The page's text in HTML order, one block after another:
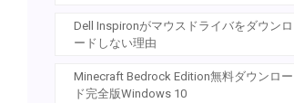
Dell Inspironがマウスドライバをダウンロ
ードしない理由
Minecraft Bedrock Edition無料ダウンロー
ド完全版Windows 10